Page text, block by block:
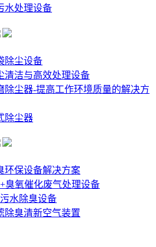
水处理设备
除尘设备
清洁与高效处理设备
除尘器-提高工作环境质量的解决方
除尘器
环保设备解决方案
臭氧催化废气处理设备
水除臭设备
除臭清新空气装置